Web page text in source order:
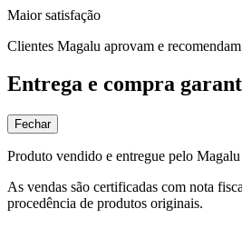
Maior satisfação
Clientes Magalu aprovam e
Entrega e compra
Fechar
Produto vendido e entregue pelo Magalu
As vendas são certificadas com nota
procedência de produtos originais.